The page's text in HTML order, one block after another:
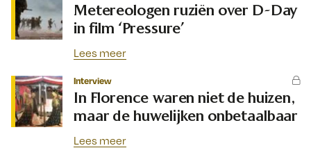
Metereologen ruziën over D-Day
in film ‘Pressure’
Lees meer
Interview
In Florence waren niet de huizen,
maar de huwelijken onbetaalbaar
Lees meer